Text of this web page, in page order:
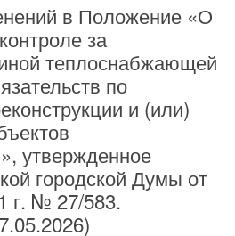
в Положение «О
за
теплоснабжающей
по
и (или)
утвержденное
городской Думы от
г. № 27/583.